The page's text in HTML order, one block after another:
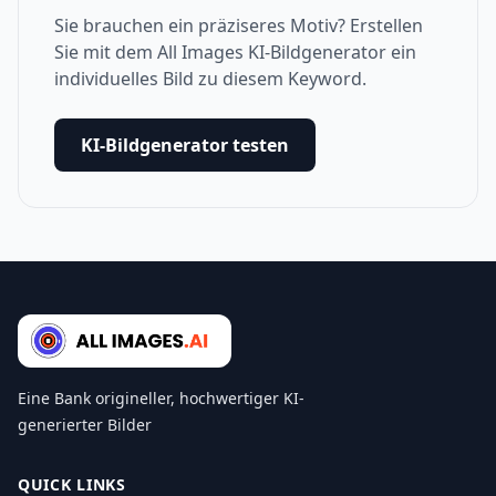
Sie brauchen ein präziseres Motiv? Erstellen
Sie mit dem All Images KI-Bildgenerator ein
individuelles Bild zu diesem Keyword.
KI-Bildgenerator testen
Eine Bank origineller, hochwertiger KI-
generierter Bilder
QUICK LINKS